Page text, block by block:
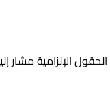
الحقول الإلزامية مشار